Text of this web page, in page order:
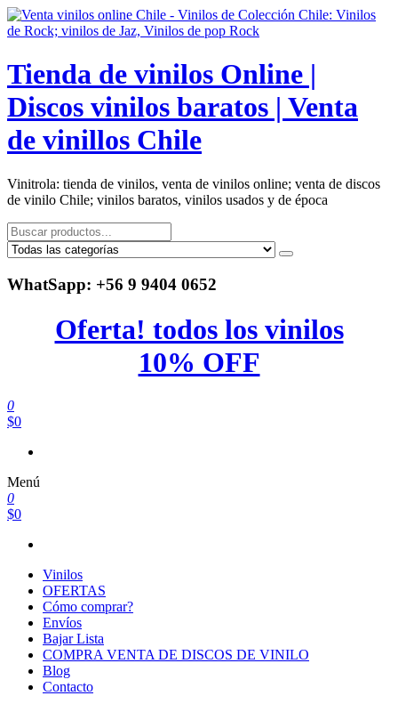
Saltar
al
Tienda de vinilos Online |
Discos vinilos baratos | Venta
de vinillos Chile
Vinitrola: tienda de vinilos, venta de vinilos online; venta de discos
de vinilo Chile; vinilos baratos, vinilos usados y de época
WhatSapp: +56 9 9404 0652
Oferta! todos los vinilos
10% OFF
0
$0
Menú
0
$0
Vinilos
OFERTAS
Cómo comprar?
Envíos
Bajar Lista
COMPRA VENTA DE DISCOS DE VINILO
Blog
Contacto